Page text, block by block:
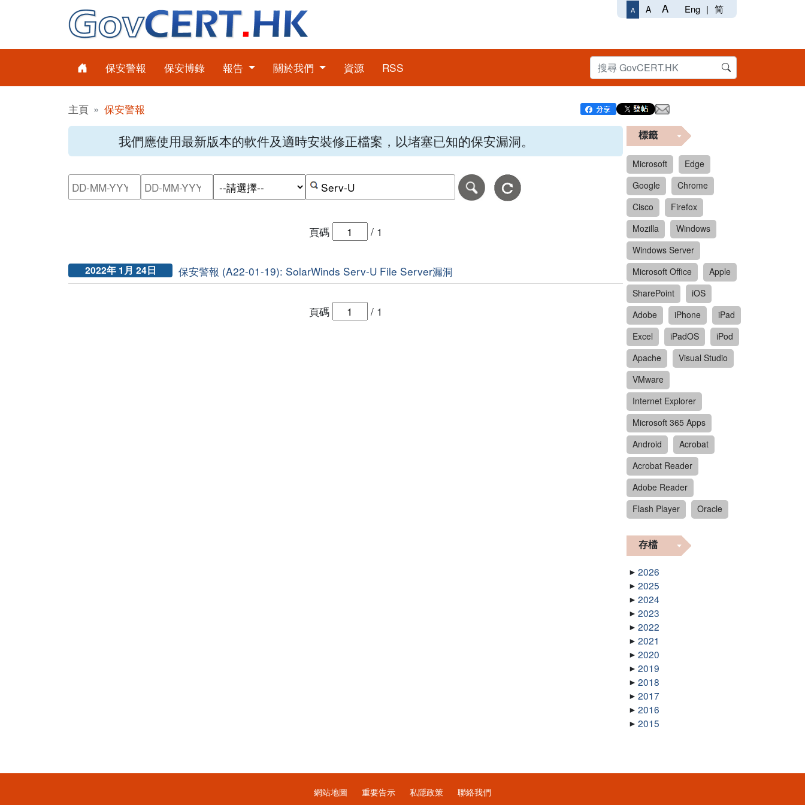
A A A Eng | 简
保安警報 保安博錄 報告 關於我們 資源 RSS
主頁 保安警報
我們應使用最新版本的軟件及適時安裝修正檔案，以堵塞已知的保安漏洞。
請輸入搜尋日期範圍的開始日期，格式為日日-月月-年年年年。
請輸入搜尋日期範圍的結束日期，格式為日日-月月-年年年年。
按關鍵字或 CVE ID 搜尋保安警報
頁碼 / 1
2022年 1月 24日 保安警報 (A22-01-19): SolarWinds Serv-U File Server漏洞
頁碼 / 1
標籤
Microsoft
Edge
Google
Chrome
Cisco
Firefox
Mozilla
Windows
Windows Server
Microsoft Office
Apple
SharePoint
iOS
Adobe
iPhone
iPad
Excel
iPadOS
iPod
Apache
Visual Studio
VMware
Internet Explorer
Microsoft 365 Apps
Android
Acrobat
Acrobat Reader
Adobe Reader
Flash Player
Oracle
存檔
2026
2025
2024
2023
2022
2021
2020
2019
2018
2017
2016
2015
網站地圖 重要告示 私隱政策 聯絡我們